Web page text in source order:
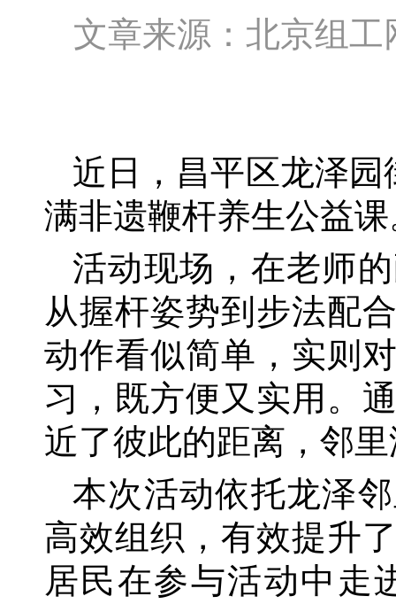
文章来源：北京
近日，昌平区龙泽
满非遗鞭杆养生公益
活动现场，在老师
从握杆姿势到步法配
动作看似简单，实则
习，既方便又实用。
近了彼此的距离，邻
本次活动依托龙泽
高效组织，有效提升
居民在参与活动中走